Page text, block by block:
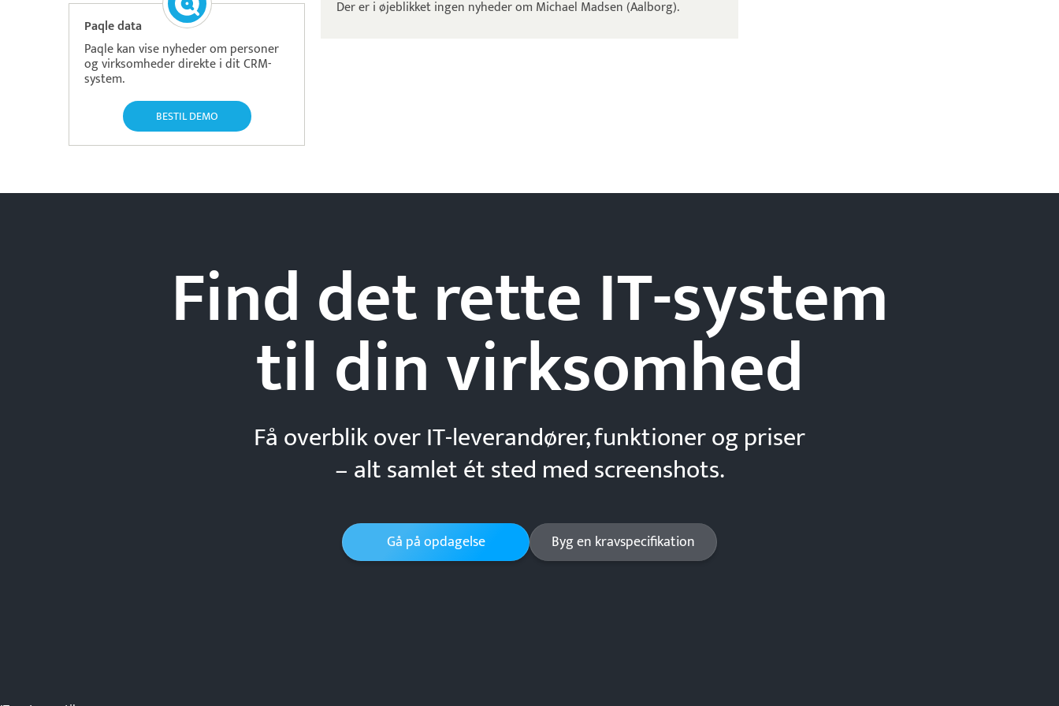
Paqle data
Paqle kan vise nyheder om personer
og virksomheder direkte i dit CRM-
system.
BESTIL DEMO
Der er i øjeblikket ingen nyheder om Michael Madsen (Aalborg).
Find det rette IT-system
tildinvirksomhed
Få overblik over IT-leverandører, funktioner og priser
– alt samlet ét sted med screenshots.
Gå på opdagelse Byg en kravspecifikation